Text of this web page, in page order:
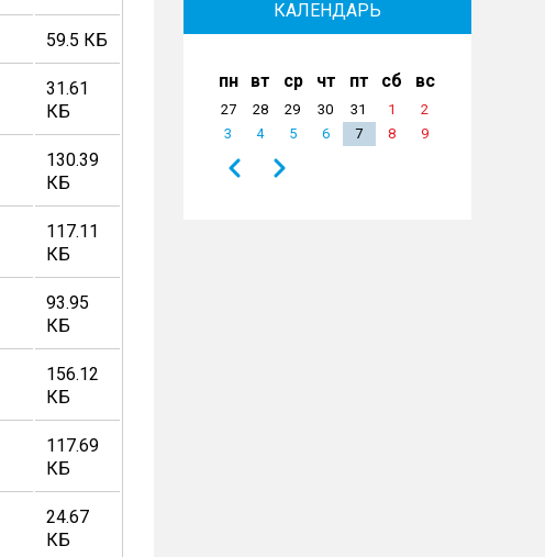
59.5 КБ
31.61
КБ
130.39
КБ
117.11
КБ
93.95
КБ
156.12
КБ
117.69
КБ
24.67
КБ
КАЛЕНДАРЬ
пн вт ср чт пт сб вс
27 28 29 30 31 1
2
3
4 5 6 7 8 9
Назад Вперёд